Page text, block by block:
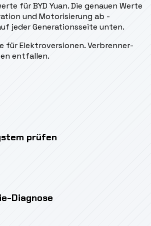
für BYD Yuan. Die genauen Werte
und Motorisierung ab -
jeder Generationsseite unten.
für Elektroversionen. Verbrenner-
entfallen.
prüfen
Diagnose